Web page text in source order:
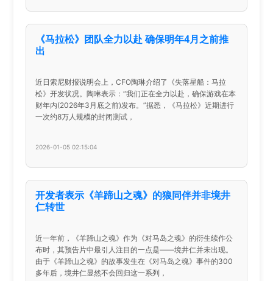
《马拉松》团队全力以赴 确保明年4月之前推
出
近日索尼财报说明会上，CFO陶琳介绍了《失落星船：马拉
松》开发状况。陶琳表示：“我们正在全力以赴，确保游戏在本
财年内(2026年3月底之前)发布。”据悉，《马拉松》近期进行
一次约8万人规模的封闭测试，
2026-01-05 02:15:04
开发者表示《羊蹄山之魂》的狼同伴并非境井
仁转世
近一年前，《羊蹄山之魂》作为《对马岛之魂》的衍生续作公
布时，其预告片中最引人注目的一点是——境井仁并未出现。
由于《羊蹄山之魂》的故事发生在《对马岛之魂》事件的300
多年后，境井仁显然不会回归这一系列，